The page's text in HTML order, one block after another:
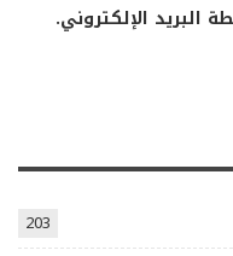
البريد الإلكتروني.
203